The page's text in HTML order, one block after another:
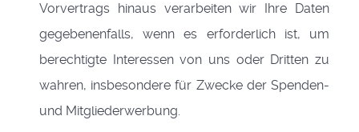
Vorvertrags hinaus verarbeiten wir Ihre Daten
gegebenenfalls, wenn es erforderlich ist, um
berechtigte Interessen von uns oder Dritten zu
wahren, insbesondere für Zwecke der Spenden-
und Mitgliederwerbung.